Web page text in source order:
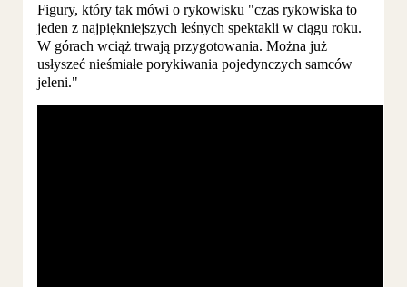
Figury, który tak mówi o rykowisku "czas rykowiska to
jeden z najpiękniejszych leśnych spektakli w ciągu roku.
W górach wciąż trwają przygotowania. Można już
usłyszeć nieśmiałe porykiwania pojedynczych samców
jeleni."